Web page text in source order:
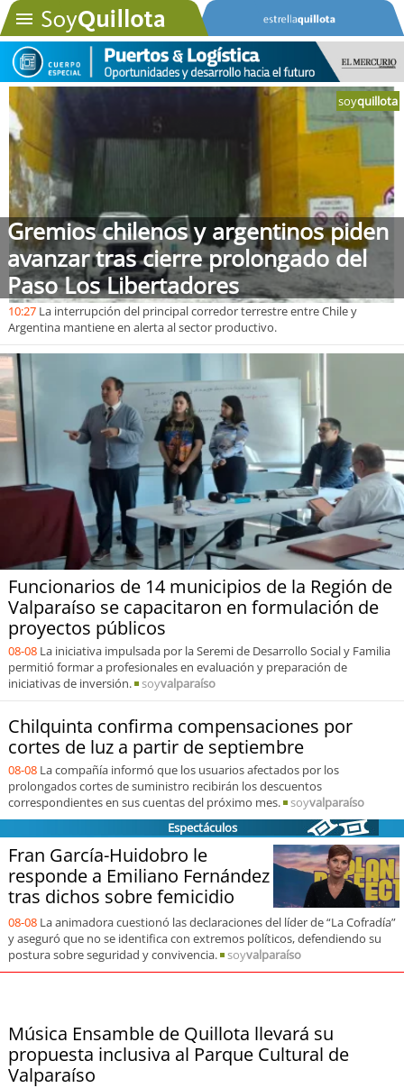
SOYTV
Podcast
Actualidad
Entretención
Economía
Deportes
Sostenibilidad
chile
arica
soy iquique
soycalama
soyantofagasta
soycopiapó
soyvalparaíso
soyquillota
soysanantonio
soychillán
soysancarlos
soytalcahuano
soy coronel
soyarauco
Gremios chilenos y argentinos piden
avanzar tras cierre prolongado del
Paso Los Libertadores
soyquillota
10:27 La interrupción del principal corredor terrestre entre Chile y
Argentina mantiene en alerta al sector productivo.
Funcionarios de 14 municipios de la Región de
Valparaíso se capacitaron en formulación de
proyectos públicos
08-08 La iniciativa impulsada por la Seremi de Desarrollo Social y Familia
permitió formar a profesionales en evaluación y preparación de
iniciativas de inversión.
soyvalparaíso
Chilquinta confirma compensaciones por
cortes de luz a partir de septiembre
08-08 La compañía informó que los usuarios afectados por los
prolongados cortes de suministro recibirán los descuentos
correspondientes en sus cuentas del próximo mes.
soyvalparaíso
Espectáculos
Fran García-Huidobro le
responde a Emiliano Fernández
tras dichos sobre femicidio
08-08 La animadora cuestionó las declaraciones del líder de “La Cofradía”
y aseguró que no se identifica con extremos políticos, defendiendo su
postura sobre seguridad y convivencia.
soyvalparaíso
Música Ensamble de Quillota llevará su
propuesta inclusiva al Parque Cultural de
Valparaíso